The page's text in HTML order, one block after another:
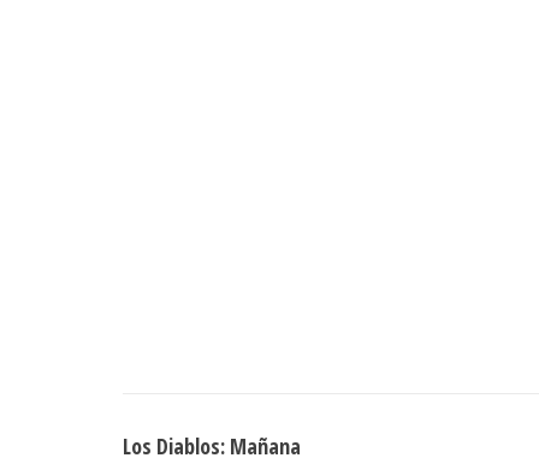
Los Diablos: Mañana